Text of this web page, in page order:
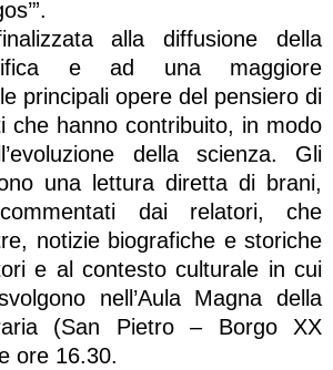
alla diffusione della
e ad una maggiore
principali opere del pensiero di
che hanno contribuito, in modo
della scienza. Gli
una lettura diretta di brani,
dai relatori, che
notizie biografiche e storiche
e al contesto culturale in cui
nell’Aula Magna della
(San Pietro – Borgo XX
ore 16.30.